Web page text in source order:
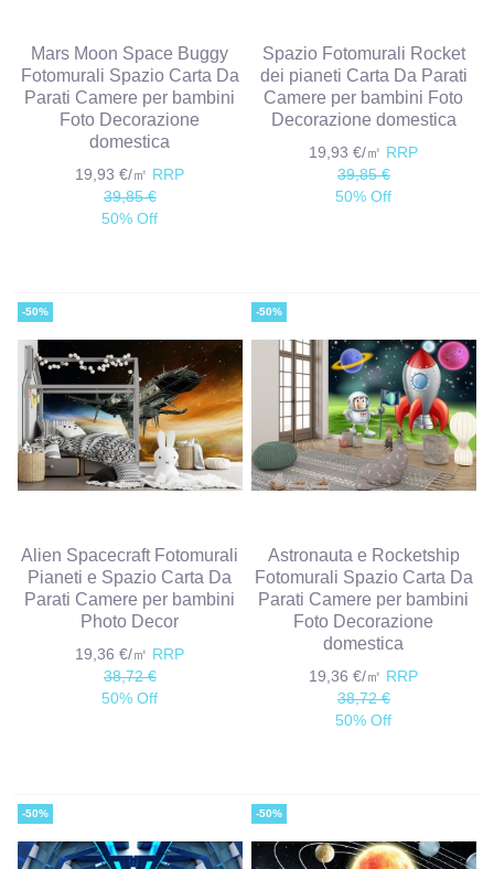
Mars Moon Space Buggy
Fotomurali Spazio Carta Da
Parati Camere per bambini
Foto Decorazione
domestica
19,93 €/㎡ RRP
39,85 €
50% Off
Spazio Fotomurali Rocket
dei pianeti Carta Da Parati
Camere per bambini Foto
Decorazione domestica
19,93 €/㎡ RRP
39,85 €
50% Off
-50%
Alien Spacecraft Fotomurali
Pianeti e Spazio Carta Da
Parati Camere per bambini
Photo Decor
19,36 €/㎡ RRP
38,72 €
50% Off
-50%
Astronauta e Rocketship
Fotomurali Spazio Carta Da
Parati Camere per bambini
Foto Decorazione
domestica
19,36 €/㎡ RRP
38,72 €
50% Off
-50% -50%